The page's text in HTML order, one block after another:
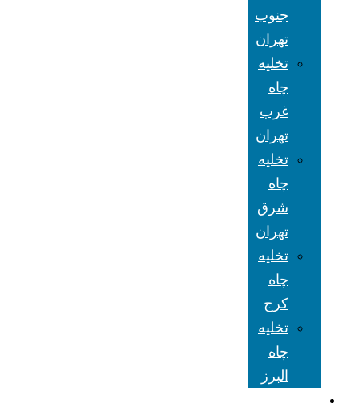
جنوب
تهران
تخلیه
چاه
غرب
تهران
تخلیه
چاه
شرق
تهران
تخلیه
چاه
کرج
تخلیه
چاه
البرز